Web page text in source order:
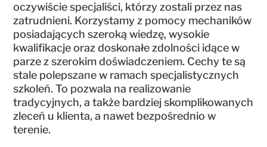
oczywiście specjaliści, którzy zostali przez nas
zatrudnieni. Korzystamy z pomocy mechaników
posiadających szeroką wiedzę, wysokie
kwalifikacje oraz doskonałe zdolności idące w
parze z szerokim doświadczeniem. Cechy te są
stale polepszane w ramach specjalistycznych
szkoleń. To pozwala na realizowanie
tradycyjnych, a także bardziej skomplikowanych
zleceń u klienta, a nawet bezpośrednio w
terenie.